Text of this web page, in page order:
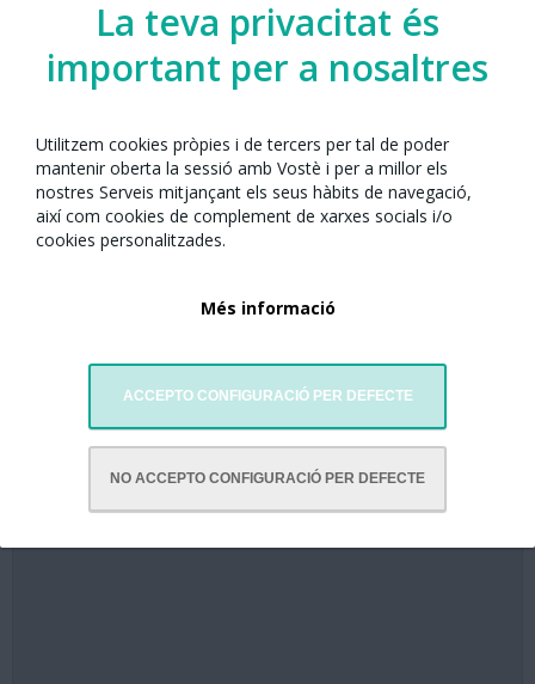
La teva privacitat és
important per a nosaltres
Utilitzem cookies pròpies i de tercers per tal de poder
mantenir oberta la sessió amb Vostè i per a millor els
nostres Serveis mitjançant els seus hàbits de navegació,
així com cookies de complement de xarxes socials i/o
cookies personalitzades.
Més informació
ACCEPTO CONFIGURACIÓ PER DEFECTE
NO ACCEPTO CONFIGURACIÓ PER DEFECTE
Biblioteca Fort Pienc-Ana María Moix